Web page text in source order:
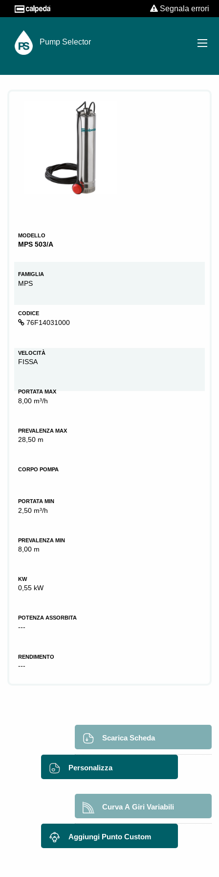
Segnala errori
Pump Selector
MODELLO
MPS 503/A
FAMIGLIA
MPS
CODICE
76F14031000
VELOCITÀ
FISSA
PORTATA MAX
8,00 m³/h
PREVALENZA MAX
28,50 m
CORPO POMPA
PORTATA MIN
2,50 m³/h
PREVALENZA MIN
8,00 m
KW
0,55 kW
POTENZA ASSORBITA
---
RENDIMENTO
---
Scarica Scheda
Personalizza
Curva A Giri Variabili
Aggiungi Punto Custom